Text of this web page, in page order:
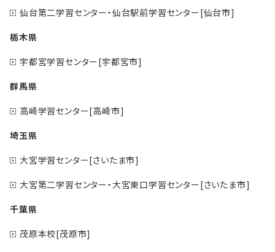
仙台第二学習センター・仙台駅前学習センター[仙台市]
栃木県
宇都宮学習センター[宇都宮市]
群馬県
高崎学習センター[高崎市]
埼玉県
大宮学習センター[さいたま市]
大宮第二学習センター・大宮東口学習センター[さいたま市]
千葉県
茂原本校[茂原市]